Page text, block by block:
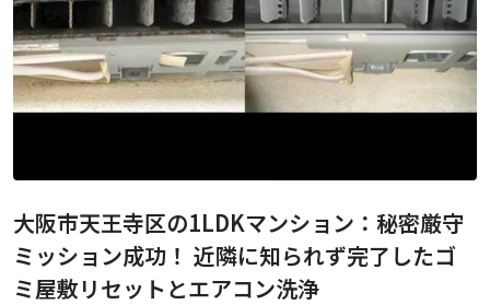
大阪市天王寺区の1LDKマンション：秘密厳守
ミッション成功！ 近隣に知られず完了したゴ
ミ屋敷リセットとエアコン洗浄